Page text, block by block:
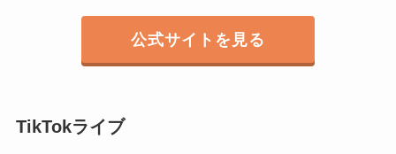
公式サイトを見る
TikTokライブ